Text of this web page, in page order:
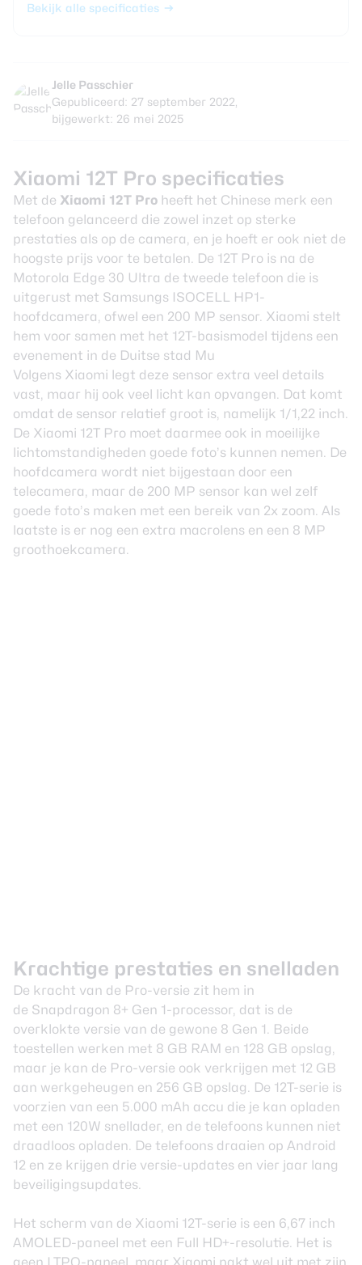
Bekijk alle specificaties
Jelle Passchier
Gepubliceerd: 27 september 2022,
bijgewerkt: 26 mei 2025
Xiaomi 12T Pro specificaties
Met de Xiaomi 12T Pro heeft het Chinese merk een
telefoon gelanceerd die zowel inzet op sterke
prestaties als op de camera, en je hoeft er ook niet de
hoogste prijs voor te betalen. De 12T Pro is na de
Motorola Edge 30 Ultra de tweede telefoon die is
uitgerust met Samsungs ISOCELL HP1-
hoofdcamera, ofwel een 200 MP sensor. Xiaomi stelt
hem voor samen met het 12T-basismodel tijdens een
evenement in de Duitse stad Mu
Volgens Xiaomi legt deze sensor extra veel details
vast, maar hij ook veel licht kan opvangen. Dat komt
omdat de sensor relatief groot is, namelijk 1/1,22 inch.
De Xiaomi 12T Pro moet daarmee ook in moeilijke
lichtomstandigheden goede foto’s kunnen nemen. De
hoofdcamera wordt niet bijgestaan door een
telecamera, maar de 200 MP sensor kan wel zelf
goede foto’s maken met een bereik van 2x zoom. Als
laatste is er nog een extra macrolens en een 8 MP
groothoekcamera.
Krachtige prestaties en snelladen
De kracht van de Pro-versie zit hem in
de Snapdragon 8+ Gen 1-processor, dat is de
overklokte versie van de gewone 8 Gen 1. Beide
toestellen werken met 8 GB RAM en 128 GB opslag,
maar je kan de Pro-versie ook verkrijgen met 12 GB
aan werkgeheugen en 256 GB opslag. De 12T-serie is
voorzien van een 5.000 mAh accu die je kan opladen
met een 120W snellader, en de telefoons kunnen niet
draadloos opladen. De telefoons draaien op Android
12 en ze krijgen drie versie-updates en vier jaar lang
beveiligingsupdates.
Het scherm van de Xiaomi 12T-serie is een 6,67 inch
AMOLED-paneel met een Full HD+-resolutie. Het is